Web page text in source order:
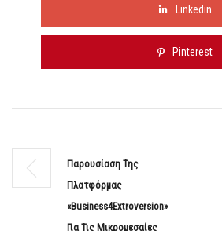
Linkedin
Pinterest
Παρουσίαση Της
Πλατφόρμας
«Business4Extroversion»
Για Τις Μικρομεσαίες